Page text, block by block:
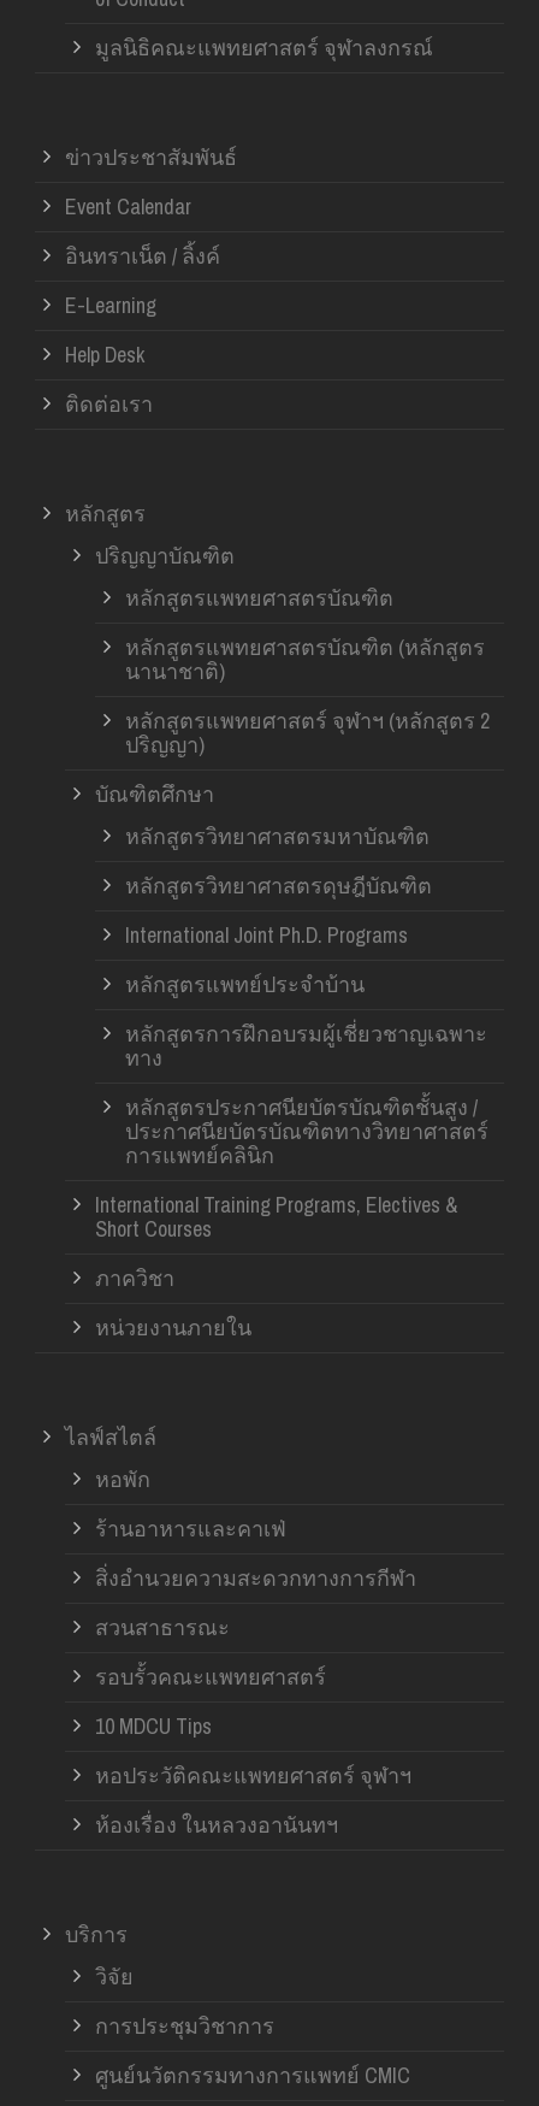
มูลนิธิคณะแพทยศาสตร์ จุฬาลงกรณ์
ข่าวประชาสัมพันธ์
Event Calendar
อินทราเน็ต / ลิ้งค์
E-Learning
Help Desk
ติดต่อเรา
หลักสูตร
ปริญญาบัณฑิต
หลักสูตรแพทยศาสตรบัณฑิต
หลักสูตรแพทยศาสตรบัณฑิต (หลักสูตร
นานาชาติ)
หลักสูตรแพทยศาสตร์ จุฬาฯ (หลักสูตร 2
ปริญญา)
บัณฑิตศึกษา
หลักสูตรวิทยาศาสตรมหาบัณฑิต
หลักสูตรวิทยาศาสตรดุษฎีบัณฑิต
International Joint Ph.D. Programs
หลักสูตรแพทย์ประจำบ้าน
หลักสูตรการฝึกอบรมผู้เชี่ยวชาญเฉพาะ
ทาง
หลักสูตรประกาศนียบัตรบัณฑิตชั้นสูง /
ประกาศนียบัตรบัณฑิตทางวิทยาศาสตร์
การแพทย์คลินิก
International Training Programs, Electives &
Short Courses
ภาควิชา
หน่วยงานภายใน
ไลฟ์สไตล์
หอพัก
ร้านอาหารและคาเฟ่
สิ่งอำนวยความสะดวกทางการกีฬา
สวนสาธารณะ
รอบรั้วคณะแพทยศาสตร์
10 MDCU Tips
หอประวัติคณะแพทยศาสตร์ จุฬาฯ
ห้องเรื่อง ในหลวงอานันทฯ
บริการ
วิจัย
การประชุมวิชาการ
ศูนย์นวัตกรรมทางการแพทย์ CMIC